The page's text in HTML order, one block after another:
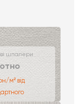
шпалери
м² від